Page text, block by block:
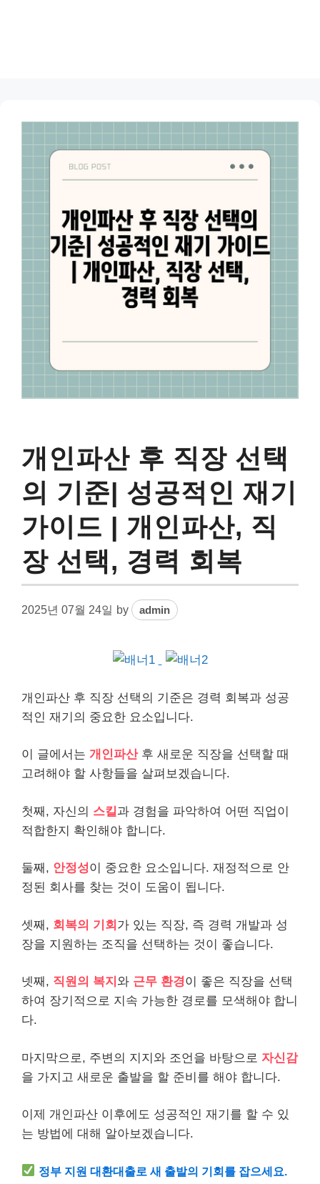
개인파산 후 직장 선택
의 기준| 성공적인 재기
가이드 | 개인파산, 직
장 선택, 경력 회복
2025년 07월 24일 by admin
개인 파산 후 직장 선택의 기준은 경력 회복과 성공
적인 재기의 중요한 요소입니다.
이 글에서는 개인파산후 새로운 직장을 선택할 때
고려해야 할 사항들을 살펴보겠습니다.
첫째, 자신의 스킬 과 경험을 파악하여 어떤 직업이
적합한지 확인해야 합니다.
둘째, 안정성이 중요한 요소입니다. 재정적으로 안
정된 회사를 찾는 것이 도움이 됩니다.
셋째, 회복의 기회 가 있는 직장, 즉 경력 개발과 성
장을 지원하는 조직을 선택하는 것이 좋습니다.
넷째, 직원의 복지 와 근무 환경이 좋은 직장을 선택
하여 장기적으로 지속 가능한 경로를 모색해야 합니
다.
마지막으로, 주변의 지지와 조언을 바탕으로 자신감
을 가지고 새로운 출발을 할 준비를 해야 합니다.
이제 개인파산 이후에도 성공적인 재기를 할 수 있
는 방법에 대해 알아보겠습니다.
정부 지원 대환대출로 새 출발의 기회를 잡으세요.